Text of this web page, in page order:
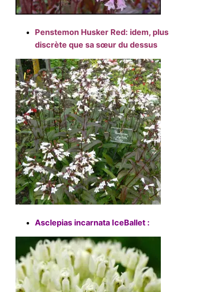
Penstemon Husker Red: idem, plus
discrète que sa sœur du dessus
Asclepias incarnata IceBallet :